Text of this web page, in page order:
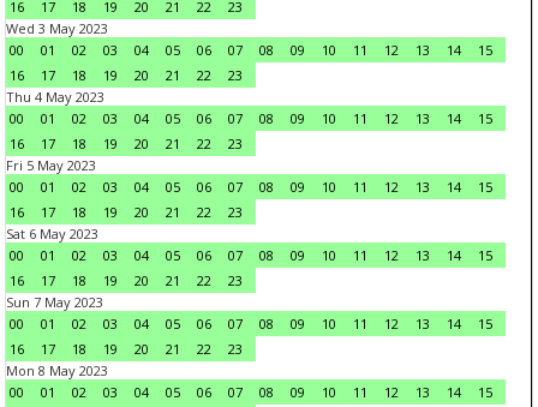
16
17 18 19 20 21 22
23
Wed 3 May 2023
00
01 02 03 04 05 06 07 08 09 10 11 12 13 14
15
16
17 18 19 20 21 22
23
Thu 4 May 2023
00
01 02 03 04 05 06 07 08 09 10 11 12 13 14
15
16
17 18 19 20 21 22
23
Fri 5 May 2023
00
01 02 03 04 05 06 07 08 09 10 11 12 13 14
15
16
17 18 19 20 21 22
23
Sat 6 May 2023
00
01 02 03 04 05 06 07 08 09 10 11 12 13 14
15
16
17 18 19 20 21 22
23
Sun 7 May 2023
00
01 02 03 04 05 06 07 08 09 10 11 12 13 14
15
16
17 18 19 20 21 22
23
Mon 8 May 2023
00
01 02 03 04 05 06 07 08 09 10 11 12 13 14
15